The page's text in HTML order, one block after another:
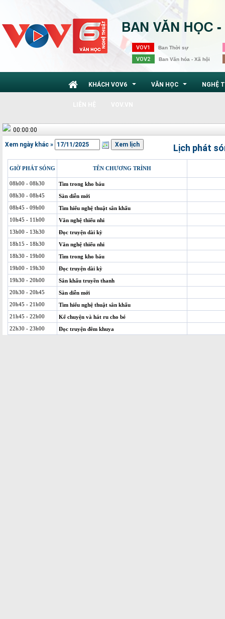
VOV1 Ban Thời sự
VOV2 Ban Văn hóa - Xã hội
KHÁCH VOV6 VĂN HỌC NGHỆ
00:00:00
Xem ngày khác » Lịch phát
GIỜ PHÁT SÓNG TÊN CHƯƠNG TRÌNH
08h00 - 08h30
Tìm trong kho báu
08h30 - 08h45
Sàn diễn mới
08h45 - 09h00
Tìm hiểu nghệ thuật sân khấu
10h45 - 11h00
Văn nghệ thiếu nhi
13h00 - 13h30
Đọc truyện dài kỳ
18h15 - 18h30
Văn nghệ thiếu nhi
18h30 - 19h00
Tìm trong kho báu
19h00 - 19h30
Đọc truyện dài kỳ
19h30 - 20h00
Sân khấu truyền thanh
20h30 - 20h45
Sàn diễn mới
20h45 - 21h00
Tìm hiểu nghệ thuật sân khấu
21h45 - 22h00
Kể chuyện và hát ru cho bé
22h30 - 23h00
Đọc truyện đêm khuya